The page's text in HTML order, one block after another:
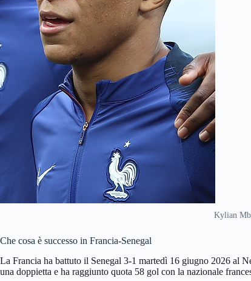
Kylian
Che cosa è successo in Francia-Senegal
La Francia ha battuto il Senegal 3-1 martedì 16 giugno 2026 al
una doppietta e ha raggiunto quota 58 gol con la nazionale